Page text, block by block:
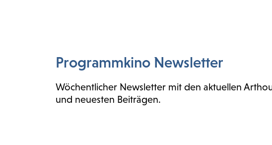
Programmkino Newsletter
Wöchentlicher Newsletter mit den aktuellen
und neuesten Beiträgen.